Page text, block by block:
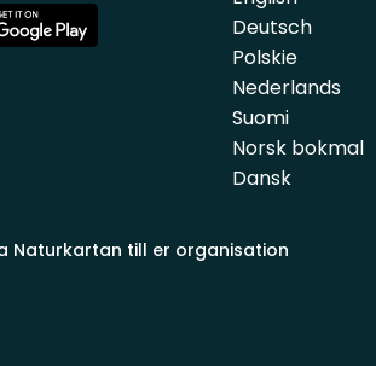
Deutsch
Polskie
Nederlands
Suomi
Norsk bokmal
Dansk
Naturkartan till er organisation